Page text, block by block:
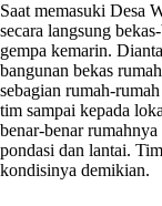
Saat memasuki Desa
secara langsung
gempa kemarin.
bangunan bekas
sebagian rumah-
tim sampai kepada
benar-benar
pondasi dan lantai.
kondisinya demikian.